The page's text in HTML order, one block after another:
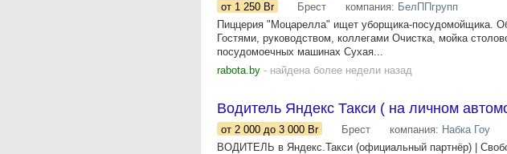
от 1 250 Br Брест компания: БелППгрупп
Пиццерия "Моцарелла" ищет уборщика-посудомойщика.
Гостями, руководством, коллегами Очистка, мойка
посудомоечных машинах Сухая...
rabota.by - найдена более недели назад
Водитель Яндекс Такси ( на личном
от 2 000 до 3 000 Br Брест компания: Набка Гоу
ВОДИТЕЛЬ в Яндекс.Такси (официальный партнёр) |